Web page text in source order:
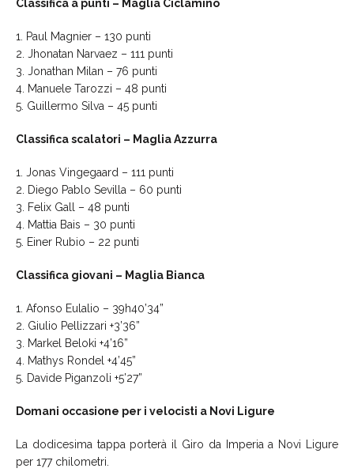
Classifica a punti – Maglia Ciclamino
1. Paul Magnier – 130 punti
2. Jhonatan Narvaez – 111 punti
3. Jonathan Milan – 76 punti
4. Manuele Tarozzi – 48 punti
5. Guillermo Silva – 45 punti
Classifica scalatori – Maglia Azzurra
1. Jonas Vingegaard – 111 punti
2. Diego Pablo Sevilla – 60 punti
3. Felix Gall – 48 punti
4. Mattia Bais – 30 punti
5. Einer Rubio – 22 punti
Classifica giovani – Maglia Bianca
1. Afonso Eulalio – 39h40’34”
2. Giulio Pellizzari +3’36”
3. Markel Beloki +4’16”
4. Mathys Rondel +4’45”
5. Davide Piganzoli +5’27”
Domani occasione per i velocisti a Novi Ligure
La dodicesima tappa porterà il Giro da Imperia a Novi Ligure
per 177 chilometri.